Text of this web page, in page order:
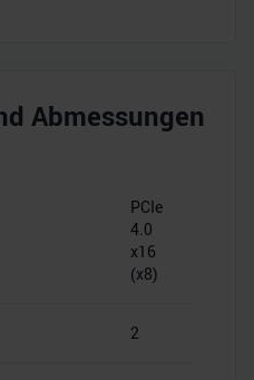
Abmessungen
PCIe
4.0
x16
(x8)
2